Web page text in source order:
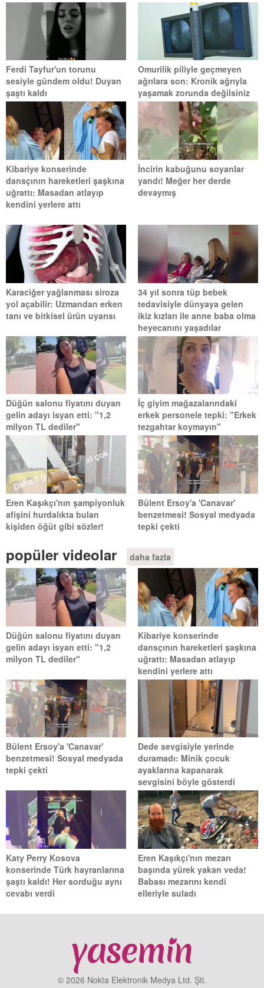
Ferdi Tayfur'un torunu
sesiyle gündem oldu! Duyan
şaştı kaldı
Omurilik piliyle geçmeyen
ağrılara son: Kronik ağrıyla
yaşamak zorunda değilsiniz
Kibariye konserinde
dansçının hareketleri şaşkına
uğrattı: Masadan atlayıp
kendini yerlere attı
İncirin kabuğunu soyanlar
yandı! Meğer her derde
devaymış
Karaciğer yağlanması siroza
yol açabilir: Uzmandan erken
tanı ve bitkisel ürün uyarısı
34 yıl sonra tüp bebek
tedavisiyle dünyaya gelen
ikiz kızları ile anne baba olma
heyecanını yaşadılar
Düğün salonu fiyatını duyan
gelin adayı isyan etti: "1,2
milyon TL dediler"
İç giyim mağazalarındaki
erkek personele tepki: "Erkek
tezgahtar koymayın"
Eren Kaşıkçı'nın şampiyonluk
afişini hurdalıkta bulan
kişiden öğüt gibi sözler!
Bülent Ersoy'a 'Canavar'
benzetmesi! Sosyal medyada
tepki çekti
popüler videolar daha fazla
Düğün salonu fiyatını duyan
gelin adayı isyan etti: "1,2
milyon TL dediler"
Kibariye konserinde
dansçının hareketleri şaşkına
uğrattı: Masadan atlayıp
kendini yerlere attı
Bülent Ersoy'a 'Canavar'
benzetmesi! Sosyal medyada
tepki çekti
Dede sevgisiyle yerinde
duramadı: Minik çocuk
ayaklarına kapanarak
sevgisini böyle gösterdi
Katy Perry Kosova
konserinde Türk hayranlarına
şaştı kaldı! Her sorduğu aynı
cevabı verdi
Eren Kaşıkçı'nın mezarı
başında yürek yakan veda!
Babası mezarını kendi
elleriyle suladı
© 2026 Nokta Elektronik Medya Ltd. Şti.